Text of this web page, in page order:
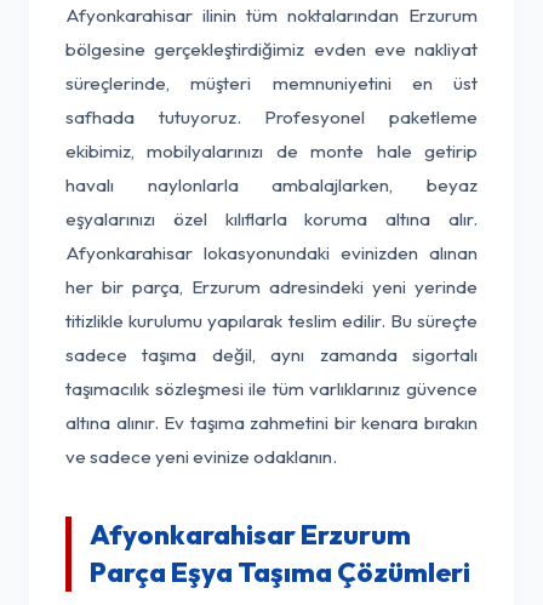
Afyonkarahisar ilinin tüm noktalarından Erzurum
bölgesine gerçekleştirdiğimiz evden eve nakliyat
süreçlerinde, müşteri memnuniyetini en üst
safhada tutuyoruz. Profesyonel paketleme
ekibimiz, mobilyalarınızı de monte hale getirip
havalı naylonlarla ambalajlarken, beyaz
eşyalarınızı özel kılıflarla koruma altına alır.
Afyonkarahisar lokasyonundaki evinizden alınan
her bir parça, Erzurum adresindeki yeni yerinde
titizlikle kurulumu yapılarak teslim edilir. Bu süreçte
sadece taşıma değil, aynı zamanda sigortalı
taşımacılık sözleşmesi ile tüm varlıklarınız güvence
altına alınır. Ev taşıma zahmetini bir kenara bırakın
ve sadece yeni evinize odaklanın.
Afyonkarahisar Erzurum
Parça Eşya Taşıma Çözümleri